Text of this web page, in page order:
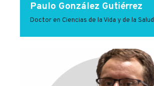
Paulo González Gutiérrez
Doctor en Ciencias de la Vida y de la Salud